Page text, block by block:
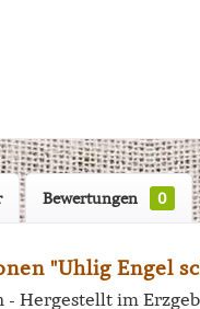
Bewertungen 0
"Uhlig Engel
- Hergestellt im